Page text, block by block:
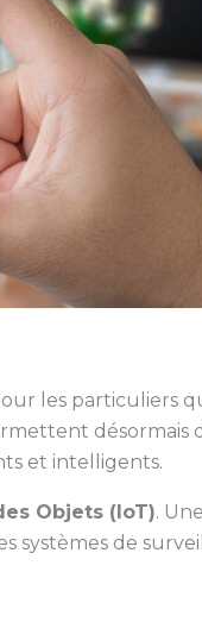
les particuliers
désormais
et intelligents.
Objets (IoT).
systèmes de